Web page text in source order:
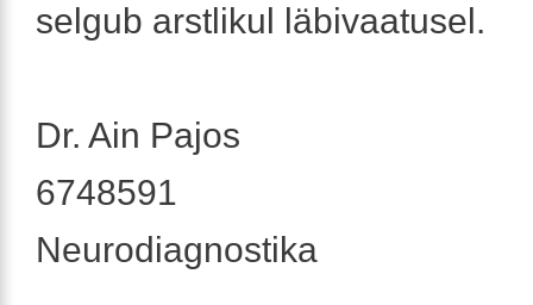
selgub arstlikul läbivaatusel.
Dr. Ain Pajos
6748591
Neurodiagnostika